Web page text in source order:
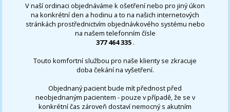
V naší ordinaci objednáváme k ošetření nebo pro jiný úkon
na konkrétní den a hodinu a to na našich internetových
stránkách prostřednictvím objednávkového systému nebo
na našem telefonním čísle
377 464 335 .
Touto komfortní službou pro naše klienty se zkracuje
doba čekání na vyšetření.
Objednaný pacient bude mít přednost před
neobjednaným pacientem - pouze v případě, že se v
konkrétní čas zároveň dostaví nemocný s akutním